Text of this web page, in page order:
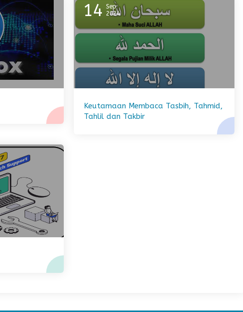
14 Sep
2024
Keutamaan Membaca Tasbih, Tahmid,
Tahlil dan Takbir